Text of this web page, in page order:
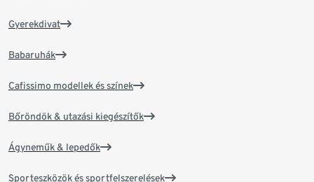
Gyerekdivat
Babaruhák
Cafissimo modellek és színek
Bőröndök & utazási kiegészítők
Ágyneműk & lepedők
Sporteszközök és sportfelszerelések